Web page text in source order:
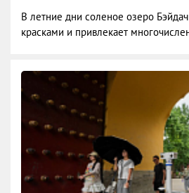
В летние дни соленое озеро
красками и привлекает